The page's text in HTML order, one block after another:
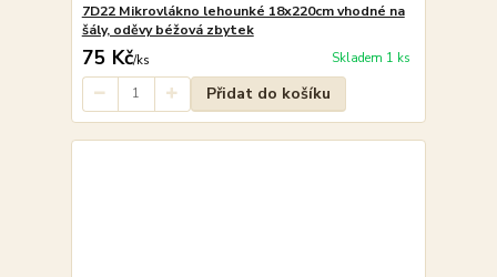
7D22 Mikrovlákno lehounké 18x220cm vhodné na
šály, oděvy béžová zbytek
75 Kč/ks Skladem 1 ks
Přidat do košíku